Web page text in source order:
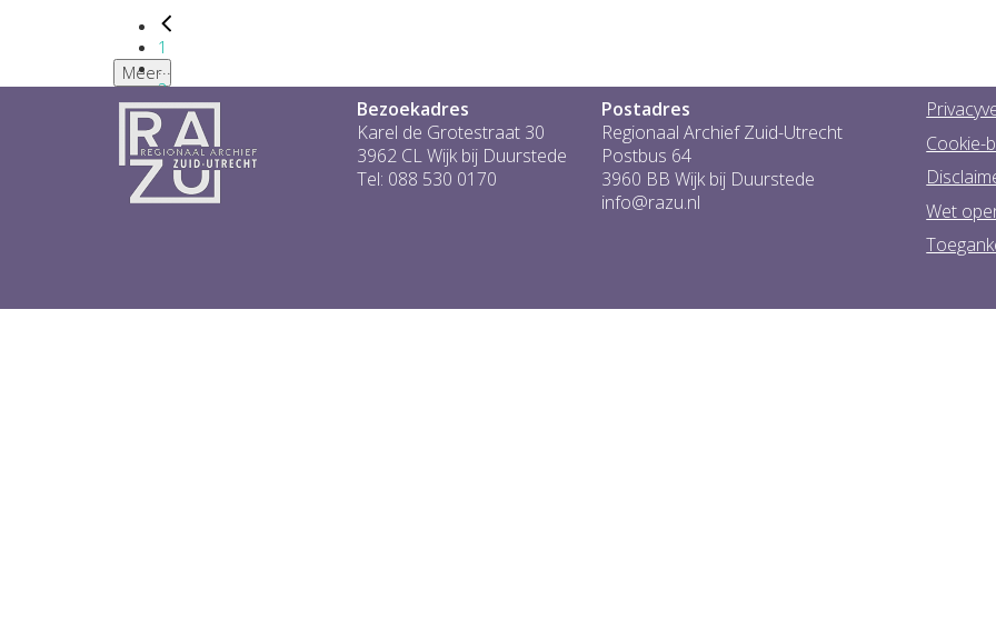
1
...
2
3
4
5
6
...
Meer
Bezoekadres
Karel de Grotestraat 30
3962 CL Wijk bij Duurstede
Tel: 088 530 0170
Postadres
Regionaal Archief Zuid-Utrecht
Postbus 64
3960 BB Wijk bij Duurstede
info@razu.nl
Cookie-
Wet